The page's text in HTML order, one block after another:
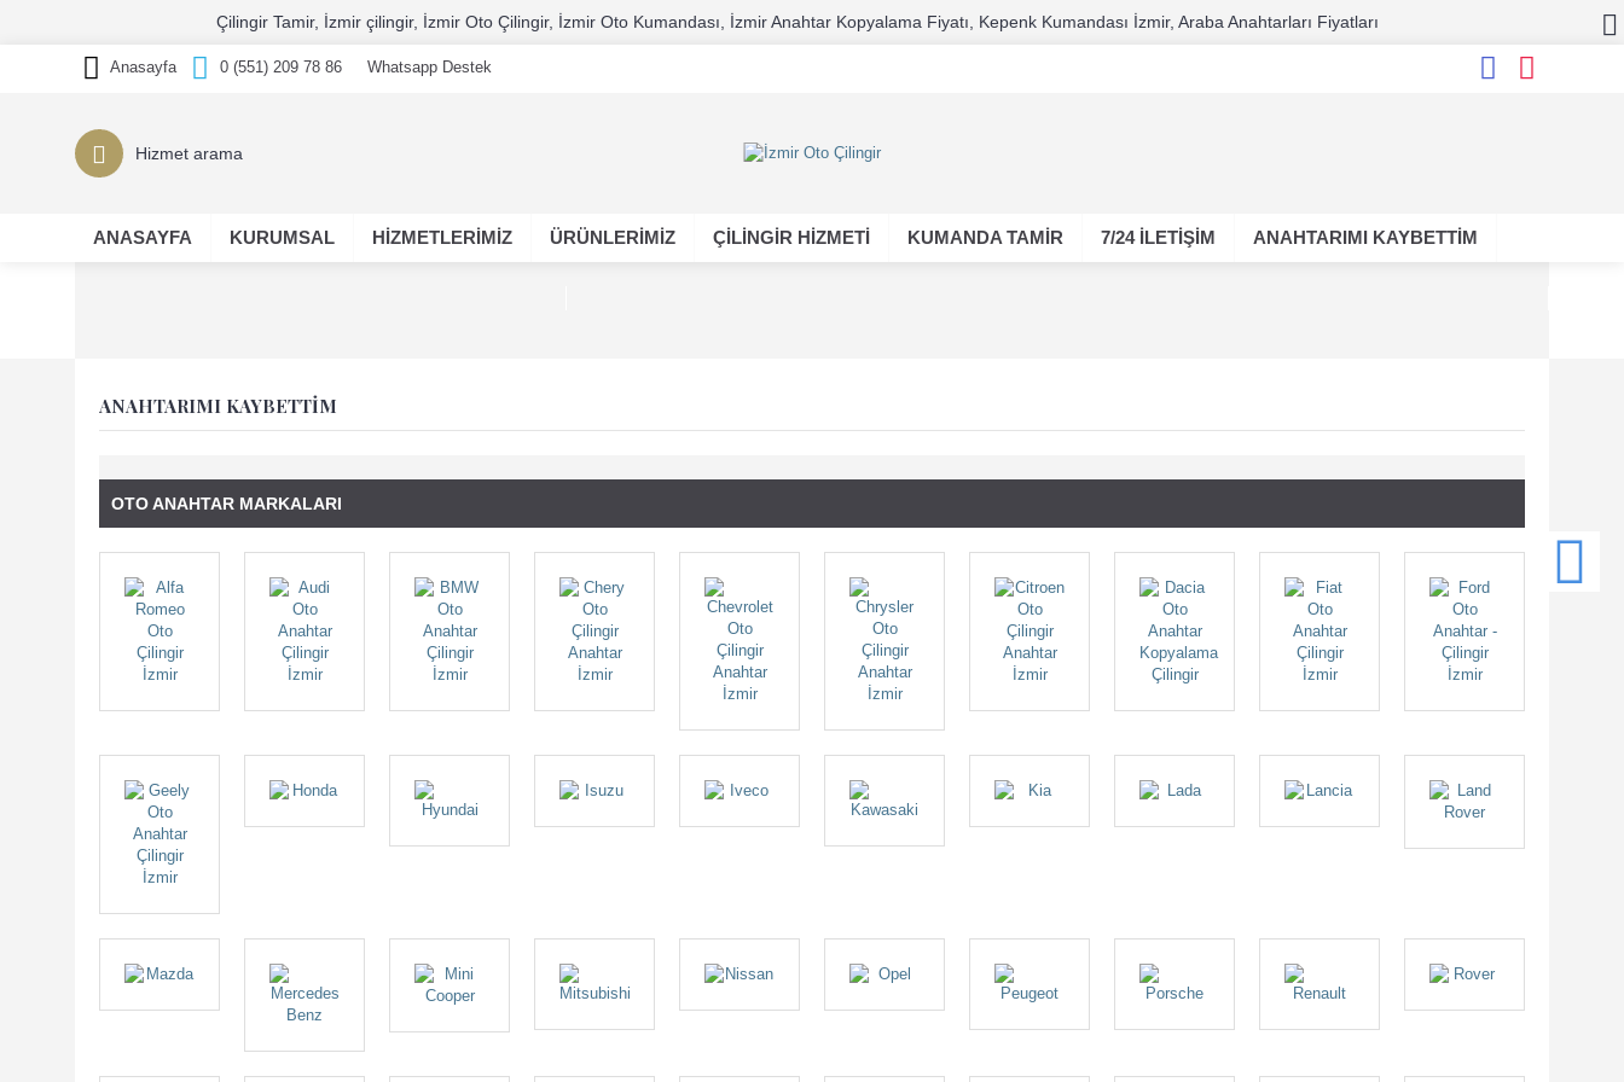
Çilingir Tamir, İzmir çilingir, İzmir Oto Çilingir, İzmir Oto Kumandası, İzmir Anahtar Kopyalama Fiyatı, Kepenk Kumandası İzmir, Araba Anahtarları Fiyatları
Anasayfa 0 (551) 209 78 86 Whatsapp Destek
ANASAYFA KURUMSAL HİZMETLERİMİZ ÜRÜNLERİMİZ ÇILINGIR HIZMETI KUMANDA TAMİR 7/24 İLETİŞİM ANAHTARIMI KAYBETTİM
ANAHTARIMI KAYBETTİM
OTO ANAHTAR MARKALARI